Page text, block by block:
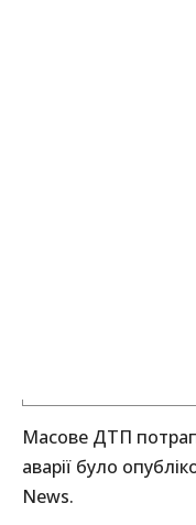
Масове ДТП
аварії було
News.